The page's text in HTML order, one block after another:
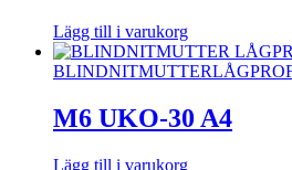
Lägg till i varukorg
BLINDNITMUTTER
M6 UKO-30 A4
Lägg till i varukorg